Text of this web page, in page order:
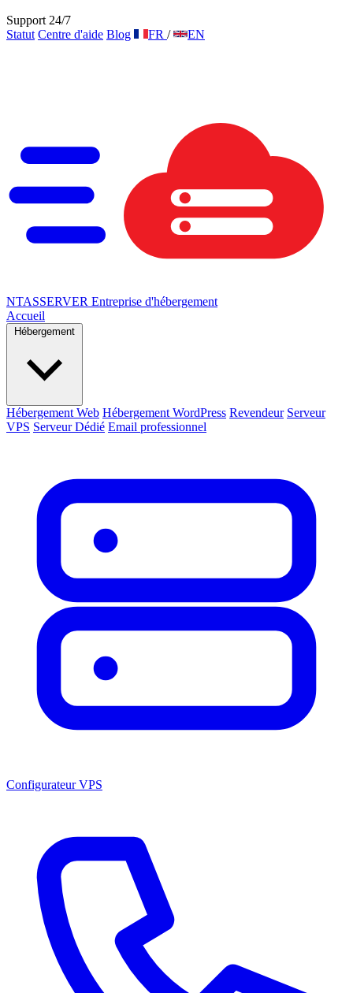
Support 24/7
Statut Centre d'aide Blog FR / EN
NTASSERVER Entreprise d'hébergement
Accueil
Hébergement
Hébergement Web Hébergement WordPress Revendeur Serveur
VPS Serveur Dédié Email professionnel
Configurateur VPS